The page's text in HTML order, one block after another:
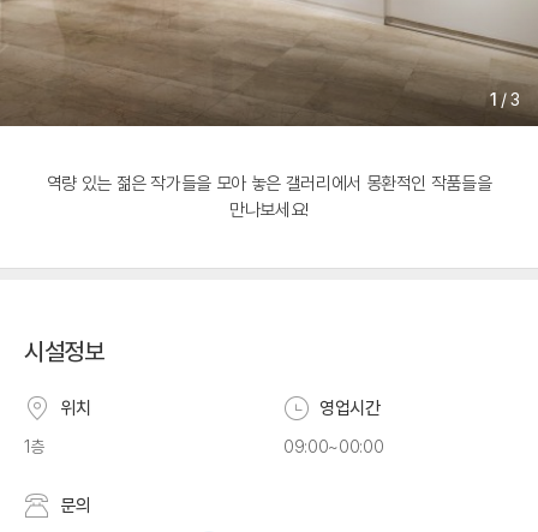
1 /3
역량 있는 젊은 작가들을 모아 놓은 갤러리에서 몽환적인 작품들을
만나보세요!
시설정보
위치
1층
영업시간
09:00~00:00
문의